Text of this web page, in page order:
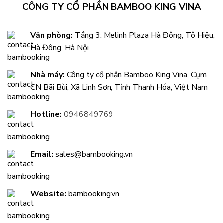
CÔNG TY CỔ PHẦN BAMBOO KING VINA
Văn phòng: Tầng 3: Melinh Plaza Hà Đông, Tô Hiệu,
Hà Đông, Hà Nội
Nhà máy: Công ty cổ phần Bamboo King Vina, Cụm
CN Bãi Bùi, Xã Linh Sơn, Tỉnh Thanh Hóa, Việt Nam
Hotline: 0946849769
Email: sales@bambooking.vn
Website: bambooking.vn